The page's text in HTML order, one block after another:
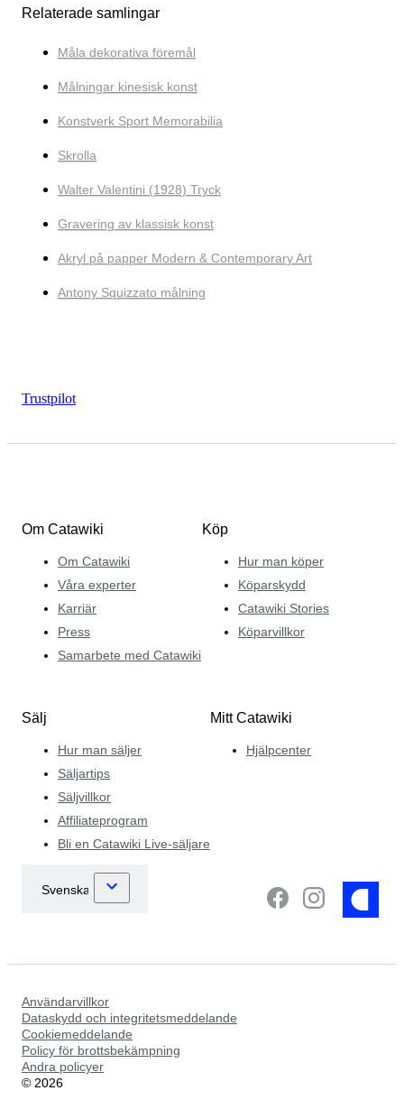
Relaterade samlingar
Måla dekorativa föremål
Målningar kinesisk konst
Konstverk Sport Memorabilia
Skrolla
Walter Valentini (1928) Tryck
Gravering av klassisk konst
Akryl på papper Modern & Contemporary Art
Antony Squizzato målning
Trustpilot
Om Catawiki
Om Catawiki
Våra experter
Karriär
Press
Samarbete med Catawiki
Köp
Hur man köper
Köparskydd
Catawiki Stories
Köparvillkor
Sälj
Hur man säljer
Säljartips
Säljvillkor
Affiliateprogram
Bli en Catawiki Live-säljare
Mitt Catawiki
Hjälpcenter
Användarvillkor
Dataskydd och integritetsmeddelande
Cookiemeddelande
Policy för brottsbekämpning
Andra policyer
© 2026